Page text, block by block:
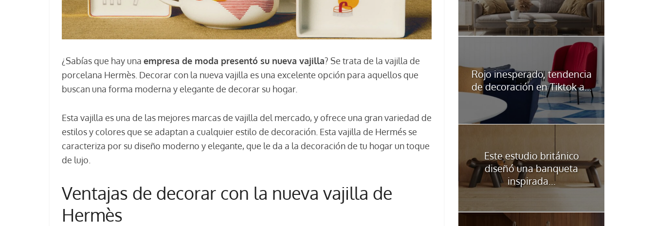
¿Sabías que hay una empresa de moda presentó su nueva vajilla? Se trata de la vajilla de
porcelana Hermès. Decorar con la nueva vajilla es una excelente opción para aquellos que
buscan una forma moderna y elegante de decorar su hogar.
Esta vajilla es una de las mejores marcas de vajilla del mercado, y ofrece una gran variedad de
estilos y colores que se adaptan a cualquier estilo de decoración. Esta vajilla de Hermés se
caracteriza por su diseño moderno y elegante, que le da a la decoración de tu hogar un toque
de lujo.
Ventajas de decorar con la nueva vajilla de
Hermès
Rojo inesperado, tendencia
de decoración en Tiktok a...
Este estudio británico
diseñó una banqueta
inspirada...